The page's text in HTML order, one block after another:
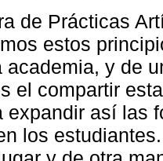
de Prácticas
estos
academia, y de
el compartir
expandir así las
los